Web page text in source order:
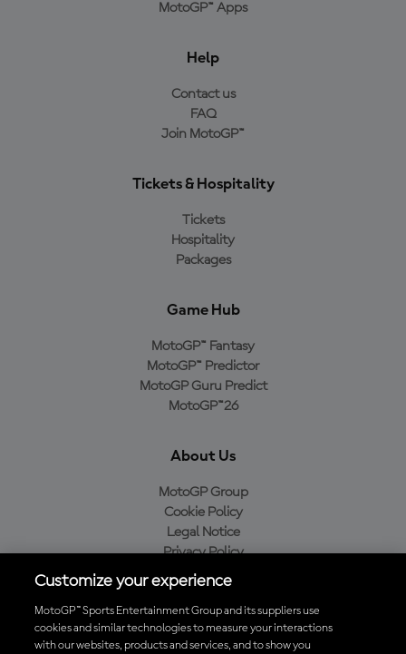
MotoGP™ Apps
Help
Contact us
FAQ
Join MotoGP™
Tickets & Hospitality
Tickets
Hospitality
Packages
Game Hub
MotoGP™ Fantasy
MotoGP™ Predictor
MotoGP Guru Predict
MotoGP™26
About Us
MotoGP Group
Cookie Policy
Legal Notice
Privacy Policy
Purchase Policy
Baixe o aplicativo oficial da MotoGP™
Customize your experience
MotoGP™ Sports Entertainment Group and its suppliers use
cookies and similar technologies to measure your interactions
with our websites, products and services, and to show you